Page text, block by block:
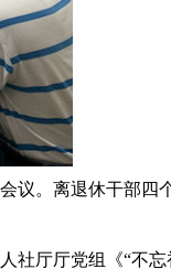
议。离退休干部四
社厅厅党组《“不